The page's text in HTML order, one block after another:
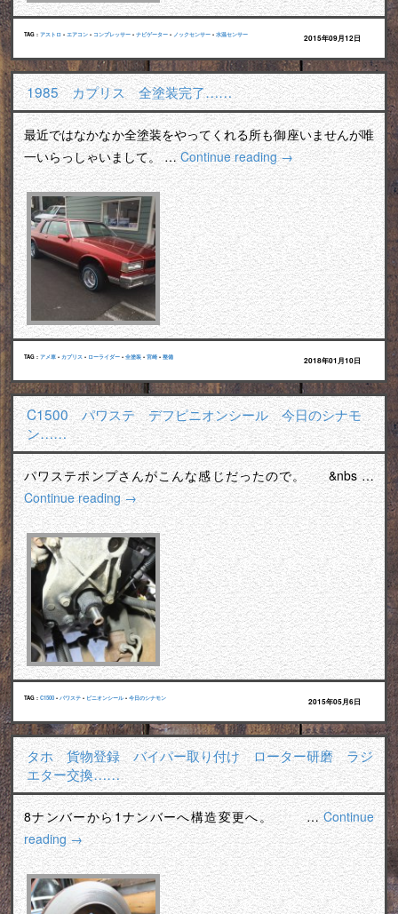
TAG : アストロ • エアコン • コンプレッサー • ナビゲーター • ノックセンサー • 水温センサー 2015年09月12日
1985 カプリス 全塗装完了……
最近ではなかなか全塗装をやってくれる所も御座いませんが唯
一いらっしゃいまして。 …Continue reading→
TAG : アメ車 • カプリス • ローライダー • 全塗装 • 宮崎 • 整備 2018年01月10日
C1500 パワステ デフピニオンシール 今日のシナモ
ン……
パワステポンプさんがこんな感じだったので。 &nbs …
Continue reading→
TAG : C1500 • パワステ • ピニオンシール • 今日のシナモン 2015年05月6日
タホ 貨物登録 バイパー取り付け ローター研磨 ラジ
エター交換……
8ナンバーから1ナンバーへ構造変更へ。 …Continue
reading→